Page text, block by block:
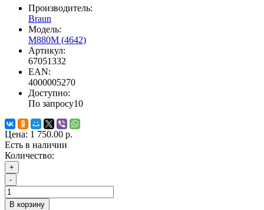
Производитель:
Braun
Модель:
M880M (4642)
Артикул:
67051332
EAN:
4000005270
Доступно:
По запросу10
Цена: 1 750.00 р.
Есть в наличии
Количество:
+
-
В корзину